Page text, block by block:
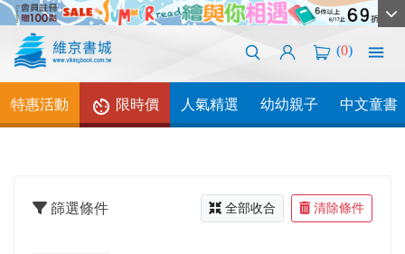
(0)
特惠活動 限時價 人氣精選 幼幼親子 中文童書
篩選條件 全部收合 清除條件